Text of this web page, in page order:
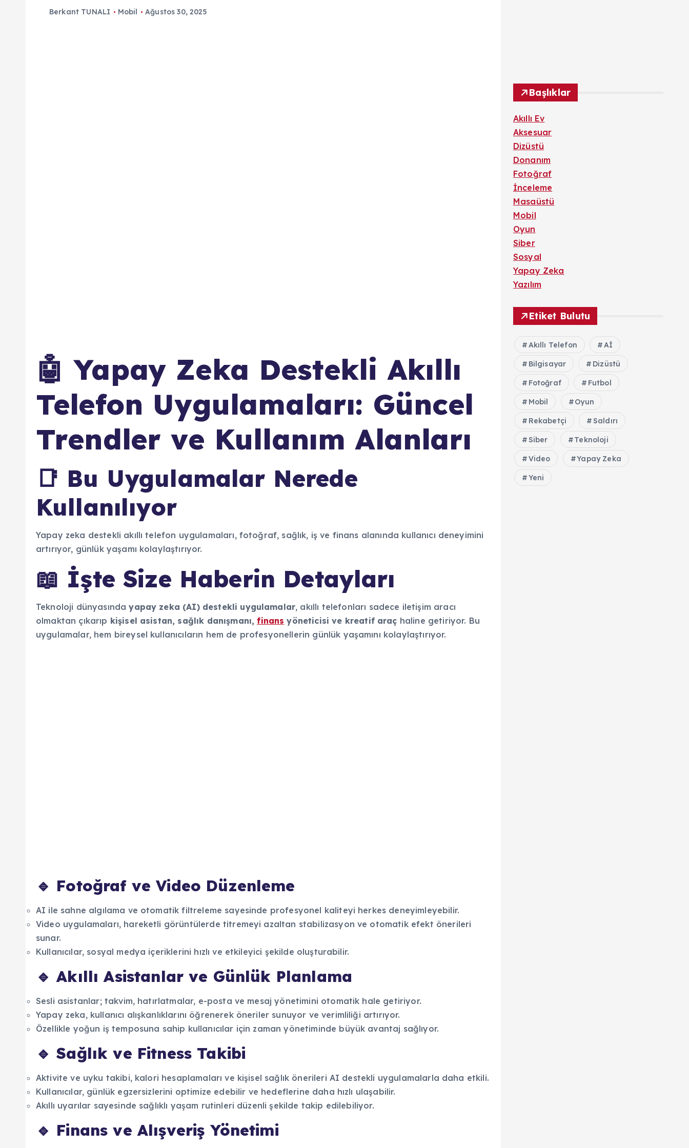
Berkant TUNALI Mobil Ağustos 30, 2025
🤖 Yapay Zeka Destekli Akıllı
Telefon Uygulamaları: Güncel
Trendler ve Kullanım Alanları
📑 Bu Uygulamalar Nerede
Kullanılıyor
Yapay zeka destekli akıllı telefon uygulamaları, fotoğraf, sağlık, iş ve finans alanında kullanıcı deneyimini
artırıyor, günlük yaşamı kolaylaştırıyor.
📖 İşte Size Haberin Detayları
Teknoloji dünyasındayapay zeka (AI) destekli uygulamalar, akıllı telefonları sadece iletişim aracı
olmaktan çıkarıp kişisel asistan, sağlık danışmanı,finans yöneticisi ve kreatif araç haline getiriyor. Bu
uygulamalar, hem bireysel kullanıcıların hem de profesyonellerin günlük yaşamını kolaylaştırıyor.
🔹 Fotoğraf ve Video Düzenleme
AI ile sahne algılama ve otomatik filtreleme sayesinde profesyonel kaliteyi herkes deneyimleyebilir.
Video uygulamaları, hareketli görüntülerde titremeyi azaltan stabilizasyon ve otomatik efekt önerileri
sunar.
Kullanıcılar, sosyal medya içeriklerini hızlı ve etkileyici şekilde oluşturabilir.
🔹 Akıllı Asistanlar ve Günlük Planlama
Sesli asistanlar; takvim, hatırlatmalar, e-posta ve mesaj yönetimini otomatik hale getiriyor.
Yapay zeka, kullanıcı alışkanlıklarını öğrenerek öneriler sunuyor ve verimliliği artırıyor.
Özellikle yoğun iş temposuna sahip kullanıcılar için zaman yönetiminde büyük avantaj sağlıyor.
🔹 Sağlık ve Fitness Takibi
Aktivite ve uyku takibi, kalori hesaplamaları ve kişisel sağlık önerileri AI destekli uygulamalarla daha etkili.
Kullanıcılar, günlük egzersizlerini optimize edebilir ve hedeflerine daha hızlı ulaşabilir.
Akıllı uyarılar sayesinde sağlıklı yaşam rutinleri düzenli şekilde takip edilebiliyor.
🔹 Finans ve Alışveriş Yönetimi
Başlıklar
Akıllı Ev
Aksesuar
Dizüstü
Donanım
Fotoğraf
İnceleme
Masaüstü
Mobil
Oyun
Siber
Sosyal
Yapay Zeka
Yazılım
Etiket Bulutu
Akıllı Telefon Aİ
Bilgisayar Dizüstü
Fotoğraf Futbol
Mobil Oyun
Rekabetçi Saldırı
Siber Teknoloji
Video Yapay Zeka
Yeni